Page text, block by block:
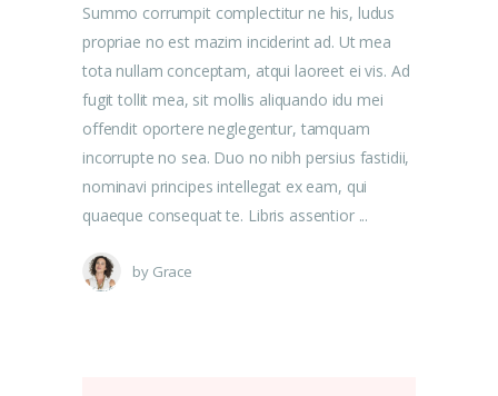
Summo corrumpit complectitur ne his, ludus
propriae no est mazim inciderint ad. Ut mea
tota nullam conceptam, atqui laoreet ei vis. Ad
fugit tollit mea, sit mollis aliquando idu mei
offendit oportere neglegentur, tamquam
incorrupte no sea. Duo no nibh persius fastidii,
nominavi principes intellegat ex eam, qui
quaeque consequat te. Libris assentior
by Grace